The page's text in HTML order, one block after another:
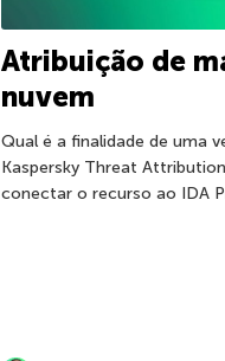
Atribuição de
nuvem
Qual é a finalidade de uma
Kaspersky Threat
conectar o recurso ao IDA